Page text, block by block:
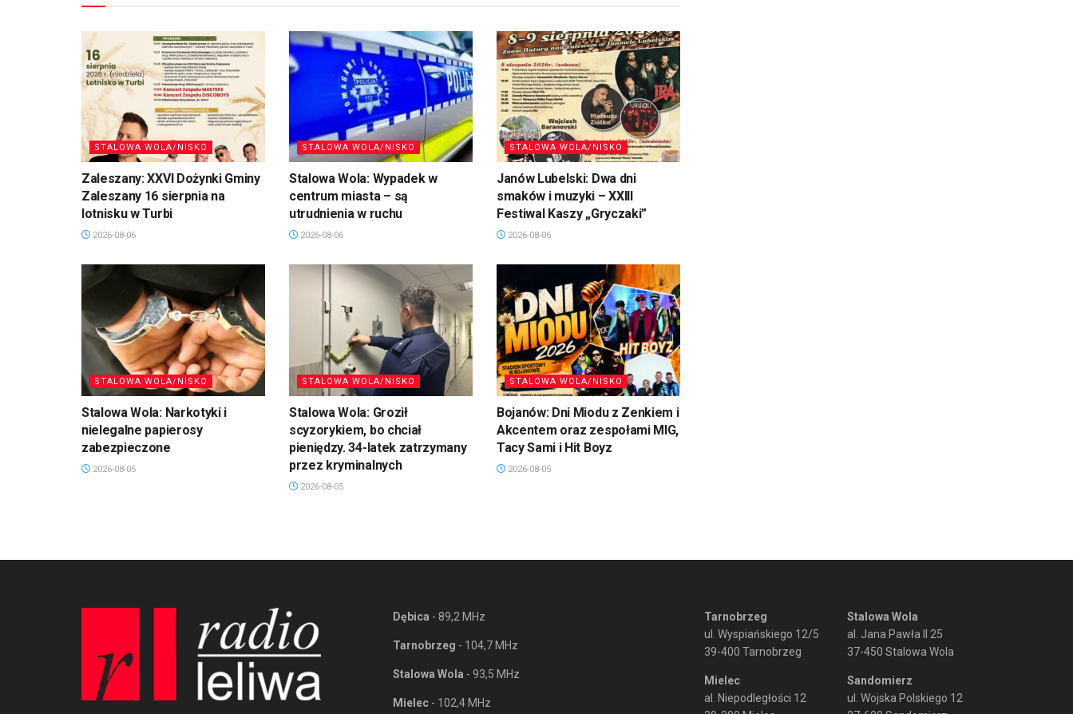
STALOWA WOLA/NISKO
Zaleszany: XXVI Dożynki Gminy
Zaleszany 16 sierpnia na
lotnisku w Turbi
2026-08-06
STALOWA WOLA/NISKO
Stalowa Wola: Wypadek w
centrum miasta – są
utrudnienia w ruchu
2026-08-06
STALOWA WOLA/NISKO
Janów Lubelski: Dwa dni
smaków i muzyki – XXIII
Festiwal Kaszy „Gryczaki”
2026-08-06
STALOWA WOLA/NISKO
Stalowa Wola: Narkotyki i
nielegalne papierosy
zabezpieczone
2026-08-05
STALOWA WOLA/NISKO
Stalowa Wola: Groził
scyzorykiem, bo chciał
pieniędzy. 34-latek zatrzymany
przez kryminalnych
2026-08-05
STALOWA WOLA/NISKO
Bojanów: Dni Miodu z Zenkiem i
Akcentem oraz zespołami MIG,
Tacy Sami i Hit Boyz
2026-08-05
Dębica - 89,2 MHz
Tarnobrzeg - 104,7 MHz
Stalowa Wola - 93,5 MHz
Mielec - 102,4 MHz
Tarnobrzeg
ul. Wyspiańskiego 12/5
39-400 Tarnobrzeg
Mielec
al. Niepodległości 12
Stalowa Wola
al. Jana Pawła II 25
37-450 Stalowa Wola
Sandomierz
ul. Wojska Polskiego 12